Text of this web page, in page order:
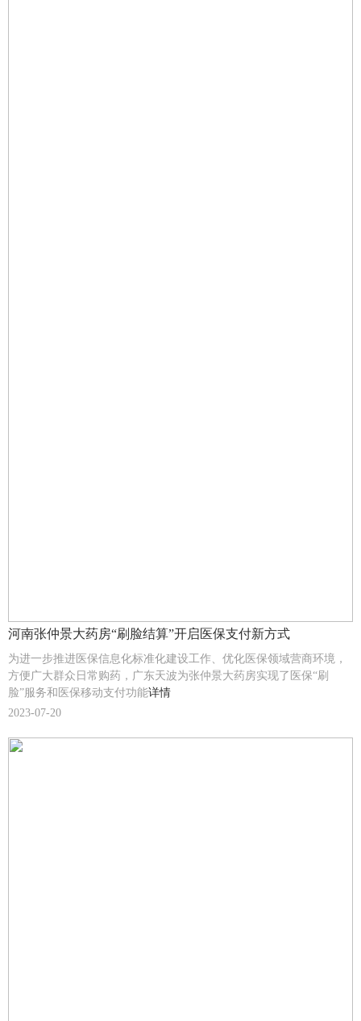
河南张仲景大药房“刷脸结算”开启医保支付新方式
为进一步推进医保信息化标准化建设工作、优化医保领域营商环境，
方便广大群众日常购药，广东天波为张仲景大药房实现了医保“刷
脸”服务和医保移动支付功能详情
2023-07-20